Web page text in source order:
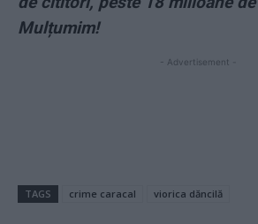
Mulțumim!
- Advertisement -
TAGS crime caracal viorica dăncilă